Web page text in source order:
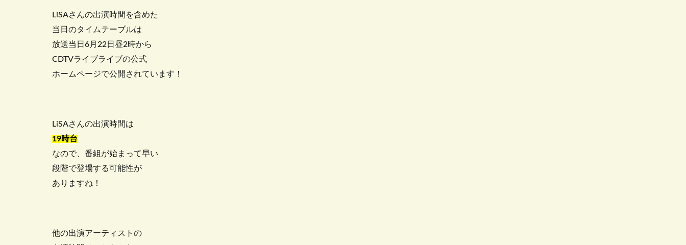
LiSAさんの出演時間を含めた
当日のタイムテーブルは
放送当日6月22日昼2時から
CDTVライブライブの公式
ホームページで公開されています！
LiSAさんの出演時間は
19時台
なので、番組が始まって早い
段階で登場する可能性が
ありますね！
他の出演アーティストの